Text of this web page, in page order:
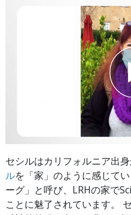
セシルはカリフォルニア出身
ルを「家」のように感じて
ーグ」と呼び、LRHの家で
ことに魅了されています。